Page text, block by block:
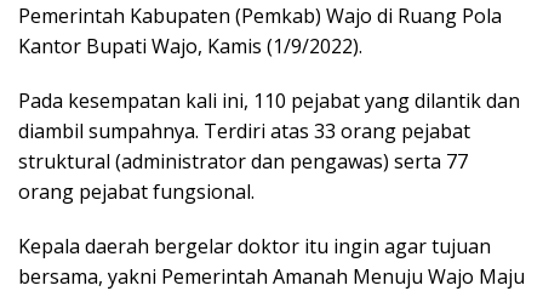
Pemerintah Kabupaten (Pemkab) Wajo di Ruang Pola
Kantor Bupati Wajo, Kamis (1/9/2022).
Pada kesempatan kali ini, 110 pejabat yang dilantik dan
diambil sumpahnya. Terdiri atas 33 orang pejabat
struktural (administrator dan pengawas) serta 77
orang pejabat fungsional.
Kepala daerah bergelar doktor itu ingin agar tujuan
bersama, yakni Pemerintah Amanah Menuju Wajo Maju